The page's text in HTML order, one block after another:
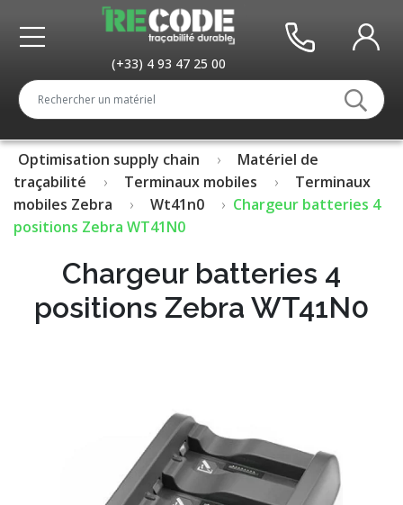
(+33) 4 93 47 25 00
Optimisation supply chain
Matériel de
traçabilité
Terminaux mobiles
Terminaux
mobiles Zebra
Wt41n0
Chargeur batteries 4
positions Zebra WT41N0
Chargeur batteries 4
positions Zebra WT41N0